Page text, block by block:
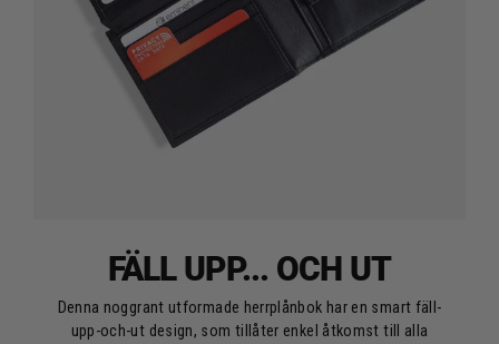
FÄLL UPP... OCH UT
Denna noggrant utformade herrplånbok har en smart fäll-
upp-och-ut design, som tillåter enkel åtkomst till alla